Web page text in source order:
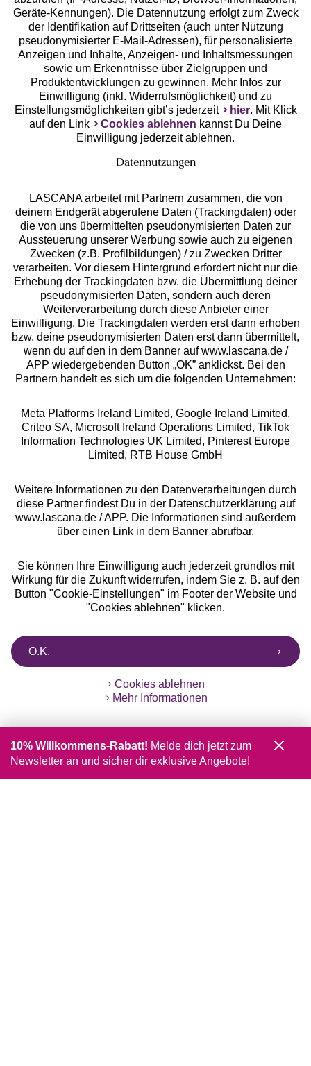
Unsere Apps
Services
Beratung
Über uns
Rechtliches
Alle Preise inkl. MwSt., zzgl.
Versandkosten
** Bonität vorausgesetzt, berechtigt zur Bonitätsprüfung
Geräte-Kennungen). Die Datennutzung erfolgt zum Zweck
der Identifikation auf Drittseiten (auch unter Nutzung
pseudonymisierter E-Mail-Adressen), für personalisierte
Anzeigen und Inhalte, Anzeigen- und Inhaltsmessungen
sowie um Erkenntnisse über Zielgruppen und
Produktentwicklungen zu gewinnen. Mehr Infos zur
Einwilligung (inkl. Widerrufsmöglichkeit) und zu
Einstellungsmöglichkeiten gibt’s jederzeit
hier. Mit Klick
auf den Link
Cookies ablehnen kannst Du Deine
Einwilligung jederzeit ablehnen.
Datennutzungen
LASCANA arbeitet mit Partnern zusammen, die von
deinem Endgerät abgerufene Daten (Trackingdaten) oder
die von uns übermittelten pseudonymisierten Daten zur
Aussteuerung unserer Werbung sowie auch zu eigenen
Zwecken (z.B. Profilbildungen) / zu Zwecken Dritter
verarbeiten. Vor diesem Hintergrund erfordert nicht nur die
Erhebung der Trackingdaten bzw. die Übermittlung deiner
pseudonymisierten Daten, sondern auch deren
Weiterverarbeitung durch diese Anbieter einer
Einwilligung. Die Trackingdaten werden erst dann erhoben
bzw. deine pseudonymisierten Daten erst dann übermittelt,
wenn du auf den in dem Banner auf www.lascana.de /
APP wiedergebenden Button „OK” anklickst. Bei den
Partnern handelt es sich um die folgenden Unternehmen:
Meta Platforms Ireland Limited, Google Ireland Limited,
Criteo SA, Microsoft Ireland Operations Limited, TikTok
Information Technologies UK Limited, Pinterest Europe
Limited, RTB House GmbH
Weitere Informationen zu den Datenverarbeitungen durch
diese Partner findest Du in der Datenschutzerklärung auf
www.lascana.de / APP. Die Informationen sind außerdem
über einen Link in dem Banner abrufbar.
Sie können Ihre Einwilligung auch jederzeit grundlos mit
Wirkung für die Zukunft widerrufen, indem Sie z. B. auf den
Button "Cookie-Einstellungen" im Footer der Website und
"Cookies ablehnen" klicken.
O.K.
Cookies ablehnen
Mehr Informationen
10% Willkommens-Rabatt! Melde dich jetzt zum
Newsletter an und sicher dir exklusive Angebote!